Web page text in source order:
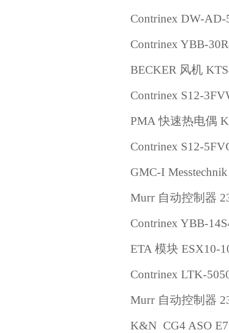
Contrinex DW-
Contrinex YBB-
BECKER 风机
Contrinex S12-
PMA 快速热电偶
Contrinex S12-
GMC-I
Murr 自动控制器
Contrinex YBB-
ETA 模块 ESX10-
Contrinex LTK-
Murr 自动控制器
K&N CG4 ASO